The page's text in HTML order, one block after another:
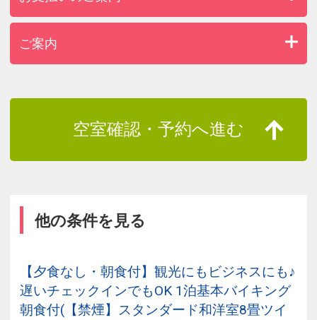
ご案内
空室確認・予約へ進む
他の条件を見る
【夕食なし・朝食付】観光にもビジネスにも♪
遅いチェックインでもOK 1泊基本バイキング
朝食付(【禁煙】スタンダード和洋室8畳ツイ